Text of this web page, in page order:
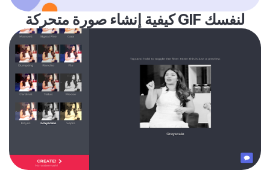
كيفية إنشاء صورة متحركة GIF لنفسك